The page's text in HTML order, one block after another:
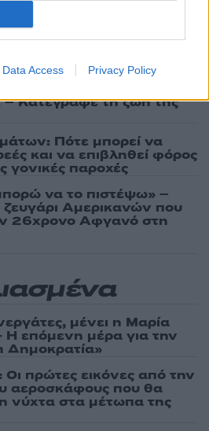
Data Access Privacy Policy
πήρε προθεσμία για να
– «Είναι αθώα,
– Kατέγραφε τη ζωή της
Πότε μπορεί να
και να επιβληθεί φόρος
γονικές παροχές
να το πιστέψω» –
ζευγάρι Αμερικανών που
26χρονο Αφγανό στη
μένει η Μαρία
Η επόμενη μέρα για την
Δημοκρατία»
πρώτες εικόνες από την
αεροσκάφους που θα
νύχτα στα μέτωπα της